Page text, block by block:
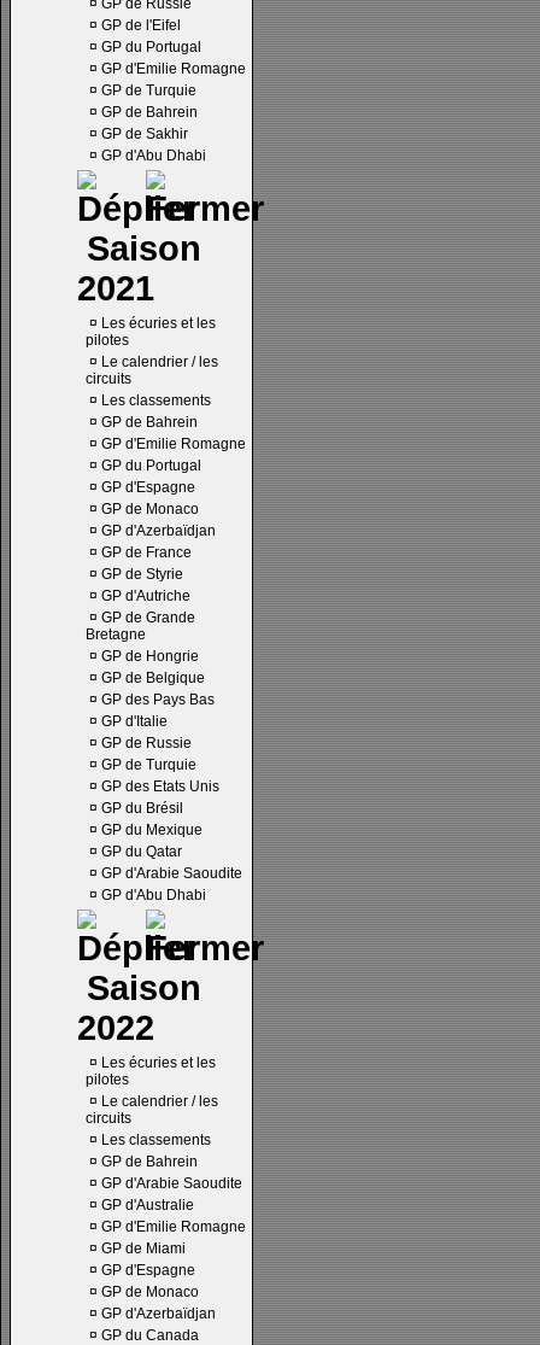
¤ GP de Russie
¤ GP de l'Eifel
¤ GP du Portugal
¤ GP d'Emilie Romagne
¤ GP de Turquie
¤ GP de Bahrein
¤ GP de Sakhir
¤ GP d'Abu Dhabi
Saison
2021
¤ Les écuries et les
pilotes
¤ Le calendrier / les
circuits
¤ Les classements
¤ GP de Bahrein
¤ GP d'Emilie Romagne
¤ GP du Portugal
¤ GP d'Espagne
¤ GP de Monaco
¤ GP d'Azerbaïdjan
¤ GP de France
¤ GP de Styrie
¤ GP d'Autriche
¤ GP de Grande
Bretagne
¤ GP de Hongrie
¤ GP de Belgique
¤ GP des Pays Bas
¤ GP d'Italie
¤ GP de Russie
¤ GP de Turquie
¤ GP des Etats Unis
¤ GP du Brésil
¤ GP du Mexique
¤ GP du Qatar
¤ GP d'Arabie Saoudite
¤ GP d'Abu Dhabi
Saison
2022
¤ Les écuries et les
pilotes
¤ Le calendrier / les
circuits
¤ Les classements
¤ GP de Bahrein
¤ GP d'Arabie Saoudite
¤ GP d'Australie
¤ GP d'Emilie Romagne
¤ GP de Miami
¤ GP d'Espagne
¤ GP de Monaco
¤ GP d'Azerbaïdjan
¤ GP du Canada